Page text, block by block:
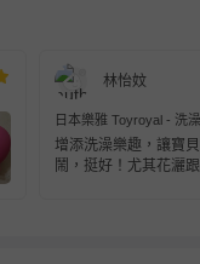
林怡妏
日本樂雅 Toyroyal - 洗
澡組-1.5歲起
增添洗澡樂趣，讓寶
鬧，挺好！尤其花灑